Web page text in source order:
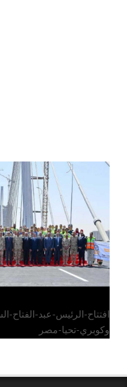
الرئيس عبد الفتاح
افتتاح-الرئيس-عبد-
وكوبري-تحيا-مصر